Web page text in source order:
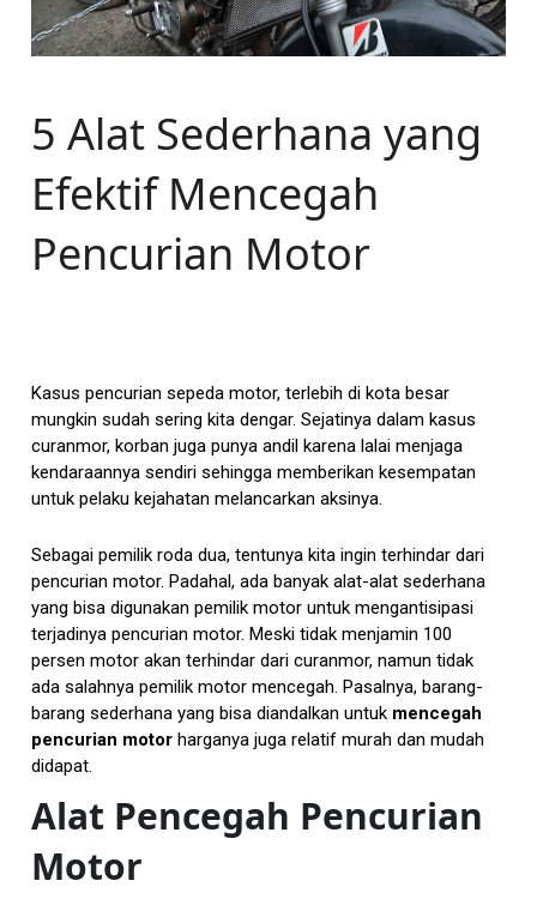
5 Alat Sederhana yang
Efektif Mencegah
Pencurian Motor
Kasus pencurian sepeda motor, terlebih di kota besar
mungkin sudah sering kita dengar. Sejatinya dalam kasus
curanmor, korban juga punya andil karena lalai menjaga
kendaraannya sendiri sehingga memberikan kesempatan
untuk pelaku kejahatan melancarkan aksinya.
Sebagai pemilik roda dua, tentunya kita ingin terhindar dari
pencurian motor. Padahal, ada banyak alat-alat sederhana
yang bisa digunakan pemilik motor untuk mengantisipasi
terjadinya pencurian motor. Meski tidak menjamin 100
persen motor akan terhindar dari curanmor, namun tidak
ada salahnya pemilik motor mencegah. Pasalnya, barang-
barang sederhana yang bisa diandalkan untuk mencegah
pencurian motor harganya juga relatif murah dan mudah
didapat.
Alat Pencegah Pencurian
Motor